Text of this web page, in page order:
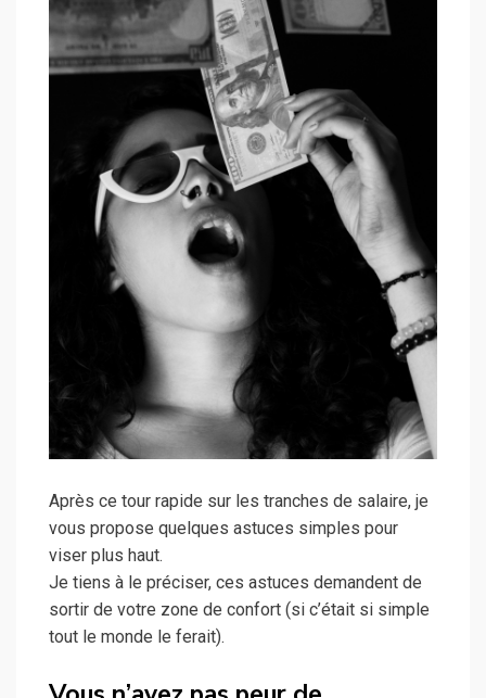
Après ce tour rapide sur les tranches de salaire, je
vous propose quelques astuces simples pour
viser plus haut.
Je tiens à le préciser, ces astuces demandent de
sortir de votre zone de confort (si c’était si simple
tout le monde le ferait).